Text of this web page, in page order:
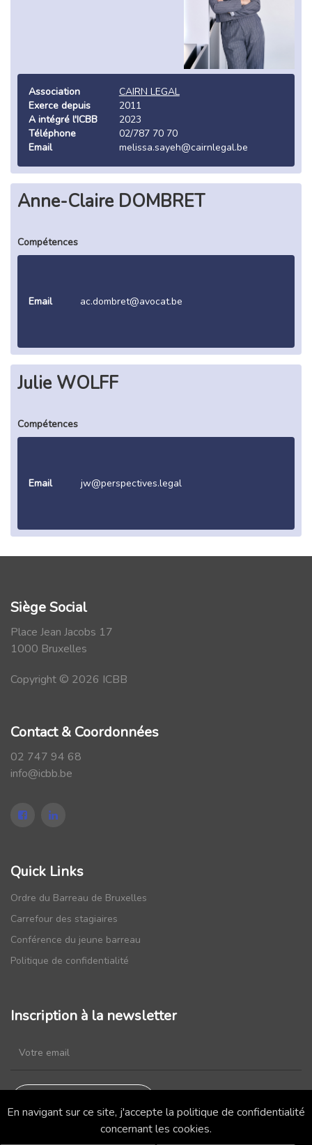
Association
CAIRN LEGAL
Exerce depuis
2011
A intégré l'ICBB
2023
Téléphone
02/787 70 70
Email
melissa.sayeh@cairnlegal.be
Anne-Claire DOMBRET
Compétences
Email ac.dombret@avocat.be
Julie WOLFF
Compétences
Email jw@perspectives.legal
Siège Social
Place Jean Jacobs 17
1000 Bruxelles
Copyright © 2026 ICBB
Contact & Coordonnées
02 747 94 68
info@icbb.be
Quick Links
Ordre du Barreau de Bruxelles
Carrefour des stagiaires
Conférence du jeune barreau
Politique de confidentialité
Inscription à la newsletter
En navigant sur ce site, j'accepte la politique de confidentialité
concernant les cookies.